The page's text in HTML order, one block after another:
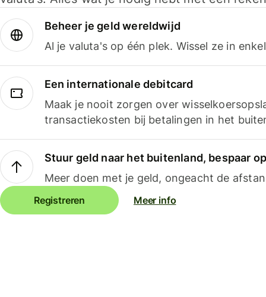
Beheer je geld wereldwijd
Al je valuta's op één plek. Wissel ze in
Een internationale debitcard
Maak je nooit zorgen over
transactiekosten bij betalingen in het
Stuur geld naar het buitenland, bespaar
Meer doen met je geld, ongeacht de
Registreren Meer info